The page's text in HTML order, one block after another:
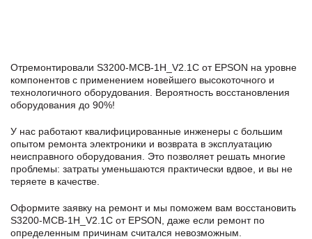
Отремонтировали S3200-MCB-1H_V2.1C от EPSON на уровне
компонентов с применением новейшего высокоточного и
технологичного оборудования. Вероятность восстановления
оборудования до 90%!
У нас работают квалифицированные инженеры с большим
опытом ремонта электроники и возврата в эксплуатацию
неисправного оборудования. Это позволяет решать многие
проблемы: затраты уменьшаются практически вдвое, и вы не
теряете в качестве.
Оформите заявку на ремонт и мы поможем вам восстановить
S3200-MCB-1H_V2.1C от EPSON, даже если ремонт по
определенным причинам считался невозможным.